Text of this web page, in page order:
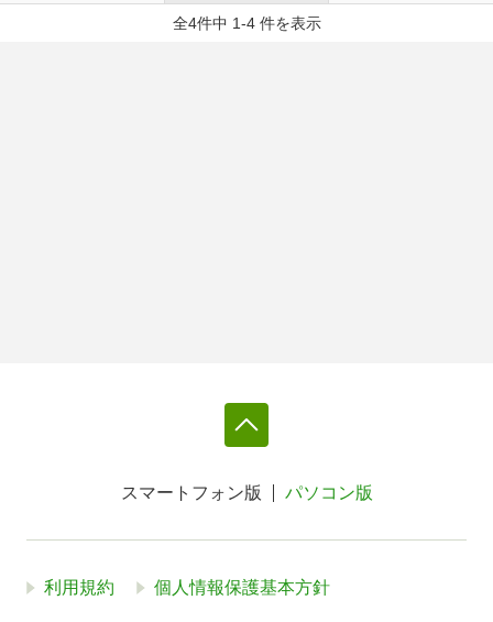
全4件中 1-4 件を表示
スマートフォン版 パソコン版
利用規約 個人情報保護基本方針